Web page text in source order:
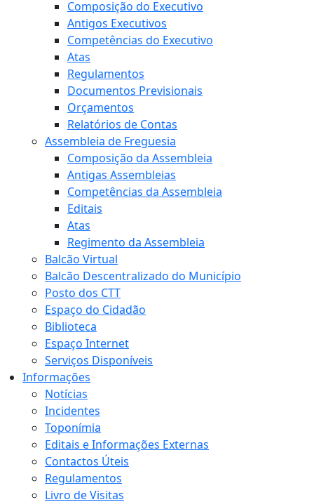
Composição do Executivo
Antigos Executivos
Competências do Executivo
Atas
Regulamentos
Documentos Previsionais
Orçamentos
Relatórios de Contas
Assembleia de Freguesia
Composição da Assembleia
Antigas Assembleias
Competências da Assembleia
Editais
Atas
Regimento da Assembleia
Balcão Virtual
Balcão Descentralizado do Município
Posto dos CTT
Espaço do Cidadão
Biblioteca
Espaço Internet
Serviços Disponíveis
Informações
Notícias
Incidentes
Toponímia
Editais e Informações Externas
Contactos Úteis
Regulamentos
Livro de Visitas